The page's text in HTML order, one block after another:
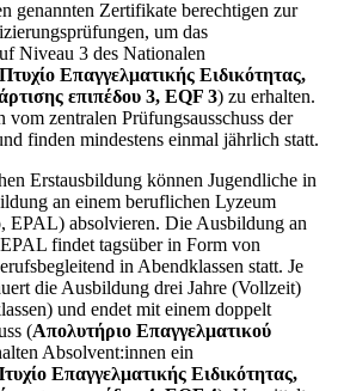
genannten Zertifikate berechtigen zur
um das
Niveau 3 des Nationalen
Πτυχίο Επαγγελματικής Ειδικότητας,
επιπέδου 3, EQF 3) zu erhalten.
zentralen Prüfungsausschuss der
finden mindestens einmal jährlich statt.
Erstausbildung können Jugendliche in
an einem beruflichen Lyzeum
EPAL) absolvieren. Die Ausbildung an
findet tagsüber in Form von
in Abendklassen statt. Je
die Ausbildung drei Jahre (Vollzeit)
und endet mit einem doppelt
(Απολυτήριο Επαγγελματικού
Absolvent:innen ein
Επαγγελματικής Ειδικότητας,